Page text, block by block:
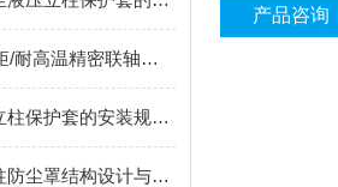
2026年大扭矩/耐高温精密联轴器定制找哪家？能实现精准定制的优质厂家盘点
煤矿用液压立柱保护套的安装规范与使用寿命提升方案
液压支架立柱防尘罩结构设计与密封防护原理
产品咨询